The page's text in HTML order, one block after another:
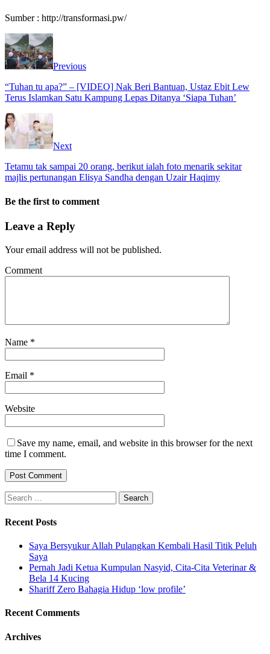
Sumber : http://transformasi.pw/
Previous
“Tuhan tu apa?” – [VIDEO] Nak Beri Bantuan, Ustaz Ebit Lew
Terus Islamkan Satu Kampung Lepas Ditanya ‘Siapa Tuhan’
Next
Tetamu tak sampai 20 orang, berikut ialah foto menarik sekitar
majlis pertunangan Elisya Sandha dengan Uzair Haqimy
Be the first to comment
Leave a Reply
Your email address will not be published.
Comment
Name *
Email *
Website
Save my name, email, and website in this browser for the next
time I comment.
Search
for:
Recent Posts
Saya Bersyukur Allah Pulangkan Kembali Hasil Titik Peluh
Saya
Pernah Jadi Ketua Kumpulan Nasyid, Cita-Cita Veterinar &
Bela 14 Kucing
Shariff Zero Bahagia Hidup ‘low profile’
Recent Comments
Archives